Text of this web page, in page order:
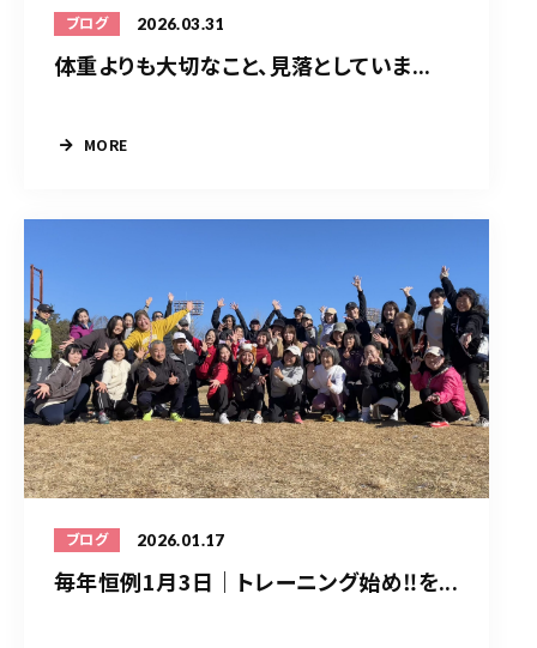
ブログ 2026.03.31
体重よりも大切なこと、見落としていま...
MORE
ブログ 2026.01.17
毎年恒例1月3日｜トレーニング始め‼️を...